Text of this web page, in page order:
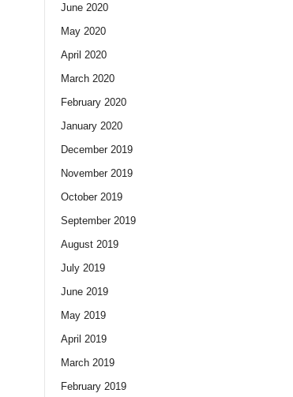
June 2020
May 2020
April 2020
March 2020
February 2020
January 2020
December 2019
November 2019
October 2019
September 2019
August 2019
July 2019
June 2019
May 2019
April 2019
March 2019
February 2019